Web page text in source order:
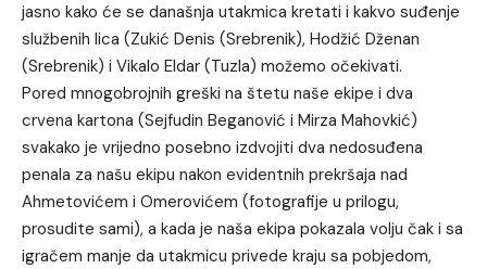
jasno kako će se današnja utakmica kretati i kakvo suđenje
službenih lica (Zukić Denis (Srebrenik), Hodžić Dženan
(Srebrenik) i Vikalo Eldar (Tuzla) možemo očekivati.
Pored mnogobrojnih greški na štetu naše ekipe i dva
crvena kartona (Sejfudin Beganović i Mirza Mahovkić)
svakako je vrijedno posebno izdvojiti dva nedosuđena
penala za našu ekipu nakon evidentnih prekršaja nad
Ahmetovićem i Omerovićem (fotografije u prilogu,
prosudite sami), a kada je naša ekipa pokazala volju čak i sa
igračem manje da utakmicu privede kraju sa pobjedom,